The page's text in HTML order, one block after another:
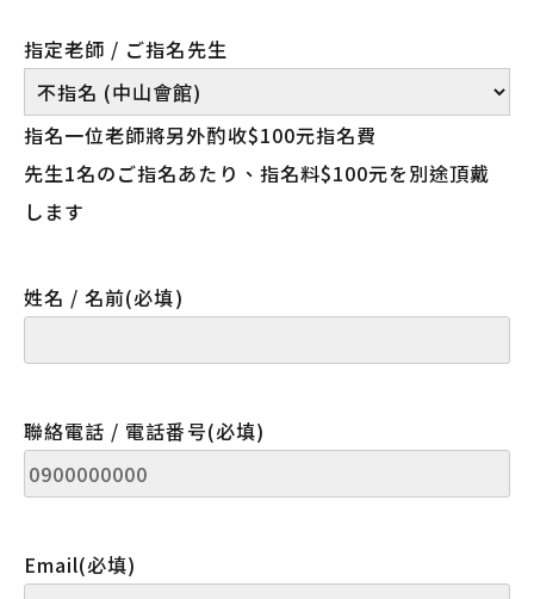
指定老師 / ご指名先生
指名一位老師將另外酌收$100元指名費
先生1名のご指名あたり、指名料$100元を別途頂戴
します
姓名 / 名前(必填)
聯絡電話 / 電話番号(必填)
Email(必填)